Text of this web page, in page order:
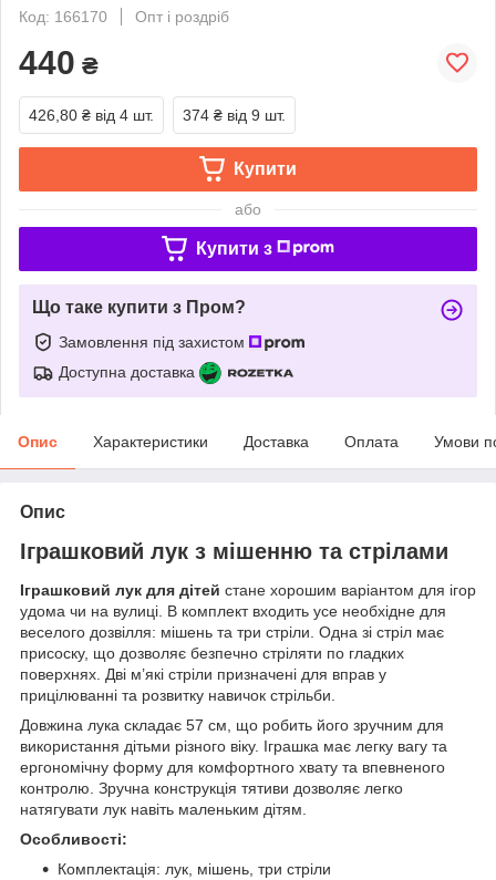
Код: 166170
Опт і роздріб
440 ₴
426,80 ₴ від 4 шт. 374 ₴ від 9 шт.
Купити
або
Купити з
Що таке купити з Пром?
Замовлення під захистом
Доступна доставка
Опис Характеристики Доставка Оплата Умови
Опис
Іграшковий лук з мішенню та стрілами
Іграшковий лук для дітей стане хорошим варіантом для ігор
удома чи на вулиці. В комплект входить усе необхідне для
веселого дозвілля: мішень та три стріли. Одна зі стріл має
присоску, що дозволяє безпечно стріляти по гладких
поверхнях. Дві м’які стріли призначені для вправ у
прицілюванні та розвитку навичок стрільби.
Довжина лука складає 57 см, що робить його зручним для
використання дітьми різного віку. Іграшка має легку вагу та
ергономічну форму для комфортного хвату та впевненого
контролю. Зручна конструкція тятиви дозволяє легко
натягувати лук навіть маленьким дітям.
Особливості:
Комплектація: лук, мішень, три стріли